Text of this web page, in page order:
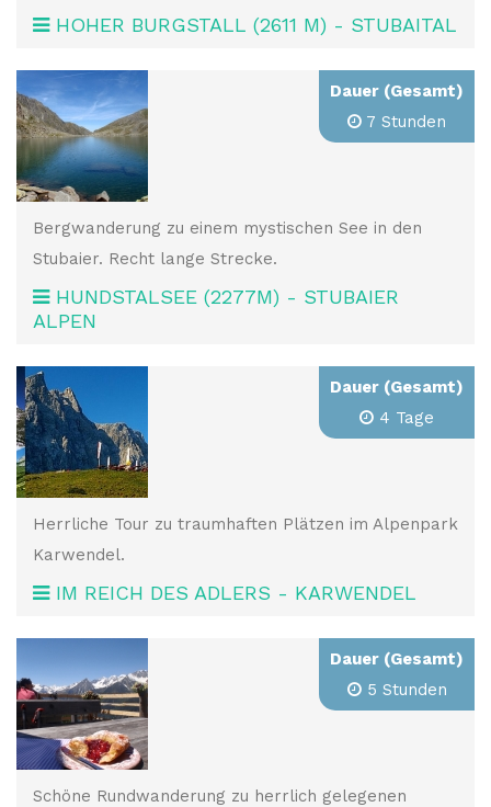
HOHER BURGSTALL (2611 M) - STUBAITAL
Bergwanderung zu einem mystischen See in den
Stubaier. Recht lange Strecke.
HUNDSTALSEE (2277M) - STUBAIER
ALPEN
Dauer (Gesamt)
7 Stunden
Herrliche Tour zu traumhaften Plätzen im Alpenpark
Karwendel.
IM REICH DES ADLERS - KARWENDEL
Dauer (Gesamt)
4 Tage
Schöne Rundwanderung zu herrlich gelegenen
Dauer (Gesamt)
5 Stunden